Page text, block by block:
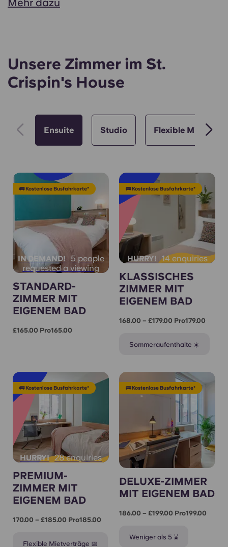
Unsere Zimmer im St.
Crispin's House
Ensuite Studio Flexible
🚌 Kostenlose Busfahrkarte*
IN DEMAND!
5 people
requested a viewing
STANDARD-
ZIMMER MIT
EIGENEM BAD
£165.00 Pro165.00
🚌 Kostenlose Busfahrkarte*
HURRY! 14 enquiries
KLASSISCHES
ZIMMER MIT
EIGENEM BAD
168.00 – £179.00 Pro179.00
Sommeraufenthalte ☀️
🚌 Kostenlose Busfahrkarte*
HURRY! 28 enquiries
PREMIUM-
ZIMMER MIT
EIGENEM BAD
170.00 – £185.00 Pro185.00
Flexible Mietverträge 📅
🚌 Kostenlose Busfahrkarte*
DELUXE-ZIMMER
MIT EIGENEM BAD
186.00 – £199.00 Pro199.00
Weniger als 5 ⌛